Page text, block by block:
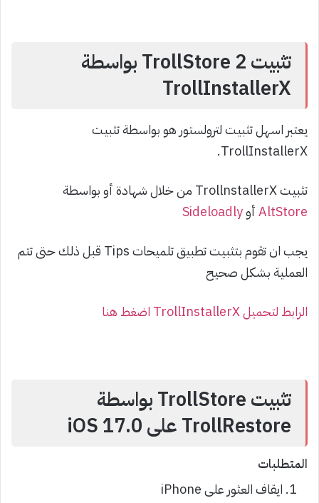
تثبيت TrollStore 2 بواسطة
TrollInstallerX
يعتبر اسهل تثبيت لترولستور هو بواسطة تثبيت
TrollInstallerX.
تثبيت TrollnstallerX من خلال شهادة أو بواسطة
AltStoreأوSideloadly
يجب ان تقوم بتثبيت تطبيق تلميحات Tips قبل ذلك حتى تتم
العملية بشكل صحيح
الرابط لتحميل TrollInstallerX اضغط هنا
تثبيت TrollStore بواسطة
TrollRestore على iOS 17.0
المتطلبات
ايقاف العثور على iPhone